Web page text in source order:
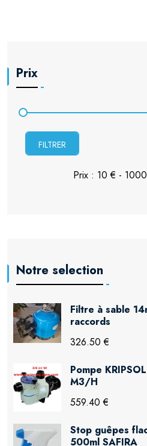
Prix
FILTRER
Notre selection
Filtre à sable
raccords
326.50 €
Pompe
M3/H
559.40 €
Stop guêpes
500ml SAFIRA